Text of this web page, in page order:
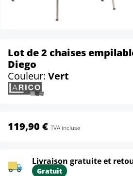
Lot de 2 chaises
Diego
Couleur: Vert
119,90 € TVA incluse
Livraison gratuite et
Gratuit